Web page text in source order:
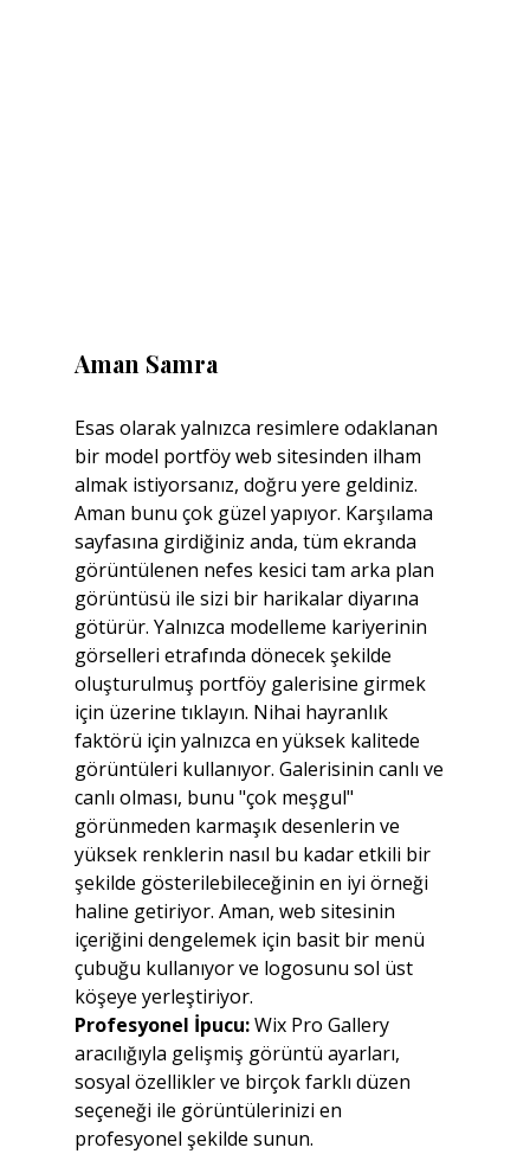
Aman Samra
Esas olarak yalnızca resimlere odaklanan
bir model portföy web sitesinden ilham
almak istiyorsanız, doğru yere geldiniz.
Aman bunu çok güzel yapıyor. Karşılama
sayfasına girdiğiniz anda, tüm ekranda
görüntülenen nefes kesici tam arka plan
görüntüsü ile sizi bir harikalar diyarına
götürür. Yalnızca modelleme kariyerinin
görselleri etrafında dönecek şekilde
oluşturulmuş portföy galerisine girmek
için üzerine tıklayın. Nihai hayranlık
faktörü için yalnızca en yüksek kalitede
görüntüleri kullanıyor. Galerisinin canlı ve
canlı olması, bunu "çok meşgul"
görünmeden karmaşık desenlerin ve
yüksek renklerin nasıl bu kadar etkili bir
şekilde gösterilebileceğinin en iyi örneği
haline getiriyor. Aman, web sitesinin
içeriğini dengelemek için basit bir menü
çubuğu kullanıyor ve logosunu sol üst
köşeye yerleştiriyor.
Profesyonel İpucu: Wix Pro Gallery
aracılığıyla gelişmiş görüntü ayarları,
sosyal özellikler ve birçok farklı düzen
seçeneği ile görüntülerinizi en
profesyonel şekilde sunun.